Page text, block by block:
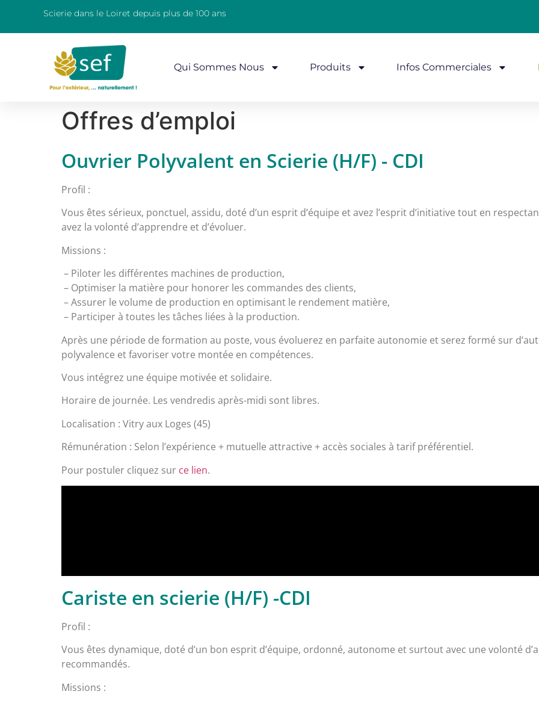
Scierie dans le Loiret depuis plus de 100 ans
Qui Sommes Nous Produits Infos Commerciales
Offres d’emploi
Ouvrier Polyvalent en Scierie (H/F) - CDI
Profil :
Vous êtes sérieux, ponctuel, assidu, doté d’un esprit d’équipe et avez l’esprit d’initiative tout en
avez la volonté d’apprendre et d’évoluer.
Missions :
– Piloter les différentes machines de production,
– Optimiser la matière pour honorer les commandes des clients,
– Assurer le volume de production en optimisant le rendement matière,
– Participer à toutes les tâches liées à la production.
Après une période de formation au poste, vous évoluerez en parfaite autonomie et serez formé sur
polyvalence et favoriser votre montée en compétences.
Vous intégrez une équipe motivée et solidaire.
Horaire de journée. Les vendredis après-midi sont libres.
Localisation : Vitry aux Loges (45)
Rémunération : Selon l’expérience + mutuelle attractive + accès sociales à tarif préférentiel.
Pour postuler cliquez sur ce lien.
Cariste en scierie (H/F) -CDI
Profil :
Vous êtes dynamique, doté d’un bon esprit d’équipe, ordonné, autonome et surtout avec une volonté
recommandés.
Missions :